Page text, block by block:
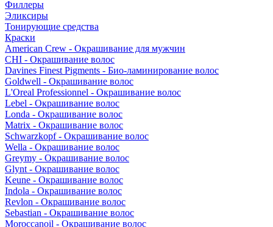
Филлеры
Эликсиры
Тонирующие средства
Краски
American Crew - Окрашивание для мужчин
CHI - Окрашивание волос
Davines Finest Pigments - Био-ламинирование волос
Goldwell - Окрашивание волос
L'Oreal Professionnel - Окрашивание волос
Lebel - Окрашивание волос
Londa - Окрашивание волос
Matrix - Окрашивание волос
Schwarzkopf - Окрашивание волос
Wella - Окрашивание волос
Greymy - Окрашивание волос
Glynt - Окрашивание волос
Keune - Окрашивание волос
Indola - Окрашивание волос
Revlon - Окрашивание волос
Sebastian - Окрашивание волос
Moroccanoil - Окрашивание волос